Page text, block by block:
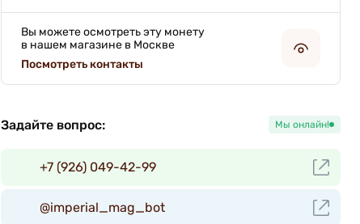
Вы можете осмотреть эту монету
в нашем магазине в Москве
Посмотреть контакты
Задайте вопрос: Мы онлайн!
+7 (926) 049-42-99
@imperial_mag_bot